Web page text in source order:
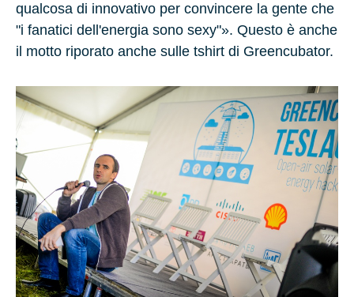
qualcosa di innovativo per convincere la gente che
"i fanatici dell'energia sono sexy"». Questo è anche
il motto riporato anche sulle tshirt di Greencubator.